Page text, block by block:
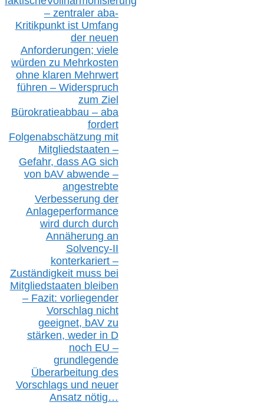
– zentraler aba-
Kritikpunkt ist Umfang
der neuen
Anforderungen; viele
würden zu Mehrkosten
ohne klaren Mehrwert
führen – Widerspruch
zum Ziel
Bürokratieabbau – aba
fordert
Folgenabschätzung mit
Mitgliedstaaten –
Gefahr, dass AG sich
von bAV abwende –
angestrebte
Verbesserung der
Anlageperformance
wird durch durch
Annäherung an
Solvency-II
konterkariert –
Zuständigkeit muss bei
Mitgliedstaaten bleiben
– Fazit: vorliegender
Vorschlag nicht
geeignet, bAVzu
stärken, weder in D
noch EU –
grundlegende
Überarbeitung des
Vorschlags und neuer
Ansatz nötig…